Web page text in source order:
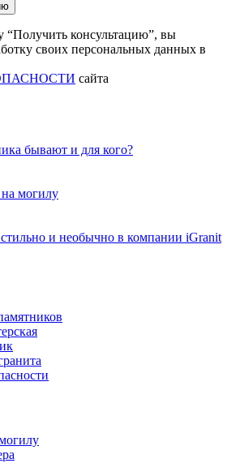
консультацию”, вы
своих персональных данных в
сайта
бывают и для кого?
могилу
и необычно в компании iGranit